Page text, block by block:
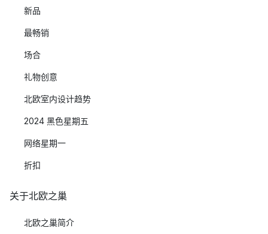
新品
最畅销
场合
礼物创意
北欧室内设计趋势
2024 黑色星期五
网络星期一
折扣
关于北欧之巢
北欧之巢简介